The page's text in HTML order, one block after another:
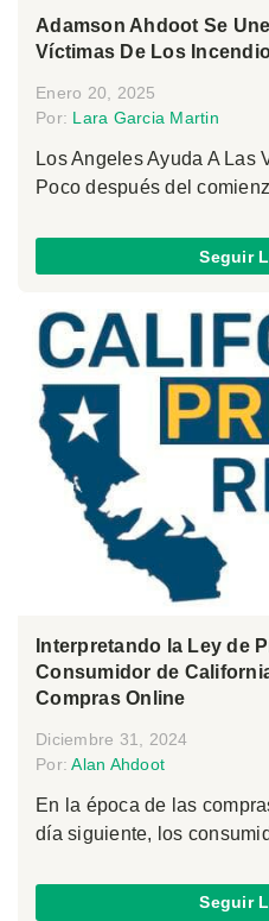
Adamson Ahdoot Se
Víctimas De Los
Enero 20, 2025
Por: Lara Garcia Martin
Los Angeles Ayuda A Las
Poco después del
Seguir
Interpretando la Ley de
Consumidor de
Compras Online
Diciembre 31, 2024
Por:Alan Ahdoot
En la época de las
día siguiente, los
Seguir